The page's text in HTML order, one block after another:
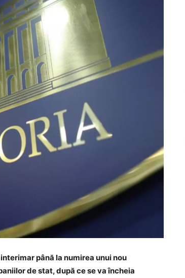
până la numirea unui nou
de stat, după ce se va încheia